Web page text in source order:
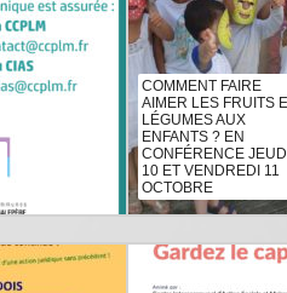
COMMENT FAIRE
AIMER LES FRUITS
LÉGUMES AUX
ENFANTS ? EN
CONFÉRENCE JEUDI
10 ET VENDREDI 11
OCTOBRE